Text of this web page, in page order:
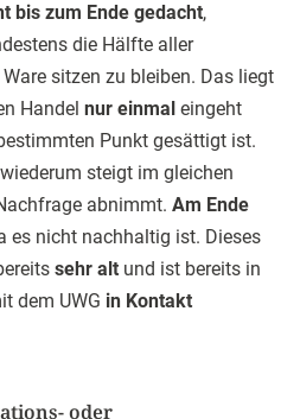
bis zum Ende gedacht,
die Hälfte aller
sitzen zu bleiben. Das liegt
Handel nur einmal eingeht
Punkt gesättigt ist.
wiederum steigt im gleichen
abnimmt. Am Ende
es nicht nachhaltig ist. Dieses
sehr alt und ist bereits in
dem UWG in Kontakt
oder